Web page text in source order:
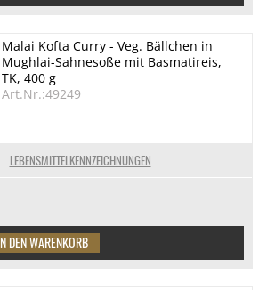
LEBENSMITTELKENNZEICHNUNGEN
Malai Kofta Curry - Veg. Bällchen in
Mughlai-Sahnesoße mit Basmatireis,
TK, 400 g
Art.Nr.:49249